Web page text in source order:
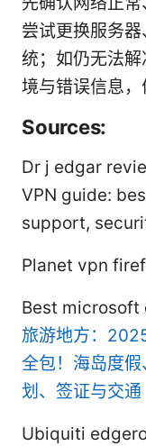
尝试更换服务
统；如仍无法
境与错误信息，
Sources:
Dr j edgar
VPN guide:
support,
Planet vpn
Best microsoft
旅游地方：
全包！海岛度
划、签证与交通
Ubiquiti